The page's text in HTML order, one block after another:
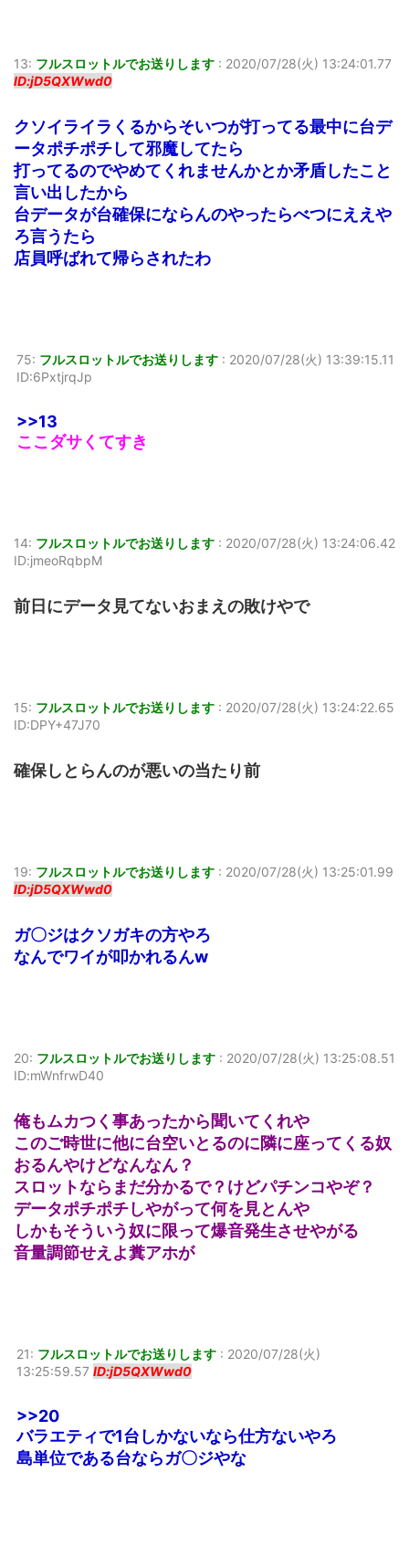
13: フルスロットルでお送りします : 2020/07/28(火) 13:24:01.77
ID:jD5QXWwd0
クソイライラくるからそいつが打ってる最中に台デ
ータポチポチして邪魔してたら
打ってるのでやめてくれませんかとか矛盾したこと
言い出したから
台データが台確保にならんのやったらべつにええや
ろ言うたら
店員呼ばれて帰らされたわ
75: フルスロットルでお送りします : 2020/07/28(火) 13:39:15.11
ID:6PxtjrqJp
>>13
ここダサくてすき
14: フルスロットルでお送りします : 2020/07/28(火) 13:24:06.42
ID:jmeoRqbpM
前日にデータ見てないおまえの敗けやで
15: フルスロットルでお送りします : 2020/07/28(火) 13:24:22.65
ID:DPY+47J70
確保しとらんのが悪いの当たり前
19: フルスロットルでお送りします : 2020/07/28(火) 13:25:01.99
ID:jD5QXWwd0
ガ〇ジはクソガキの方やろ
なんでワイが叩かれるんw
20: フルスロットルでお送りします : 2020/07/28(火) 13:25:08.51
ID:mWnfrwD40
俺もムカつく事あったから聞いてくれや
このご時世に他に台空いとるのに隣に座ってくる奴
おるんやけどなんなん？
スロットならまだ分かるで？けどパチンコやぞ？
データポチポチしやがって何を見とんや
しかもそういう奴に限って爆音発生させやがる
音量調節せえよ糞アホが
21: フルスロットルでお送りします : 2020/07/28(火)
13:25:59.57 ID:jD5QXWwd0
>>20
バラエティで1台しかないなら仕方ないやろ
島単位である台ならガ〇ジやな